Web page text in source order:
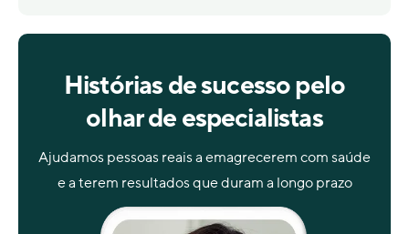
Histórias de sucesso pelo
olhar de especialistas
Ajudamos pessoas reais a emagrecerem com saúde
e a terem resultados que duram a longo prazo